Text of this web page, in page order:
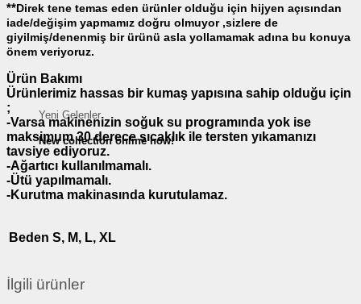
Yeni Gelenler
New collection online now!
**Direk tene temas eden ürünler olduğu için hijyen açısından
iade/değişim yapmamız doğru olmuyor ,sizlere de
giyilmiş/denenmiş bir ürünü asla yollamamak adına bu konuya
önem veriyoruz.
Ürün Bakımı
Ürünlerimiz hassas bir kumaş yapısına sahip olduğu için
;
-Varsa makinenizin soğuk su programında yok ise
maksimum 30 derece sıcaklık ile tersten yıkamanızı
tavsiye ediyoruz.
-Ağartıcı kullanılmamalı.
-Ütü yapılmamalı.
-Kurutma makinasında kurutulamaz.
Beden S, M, L, XL
İlgili ürünler